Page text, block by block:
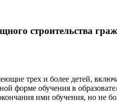
строительства
трех и более детей,
форме обучения в
ими обучения, но не